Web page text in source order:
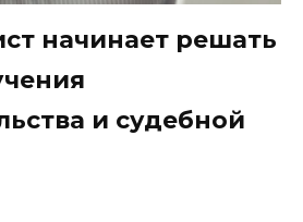
начинает решать
и судебной